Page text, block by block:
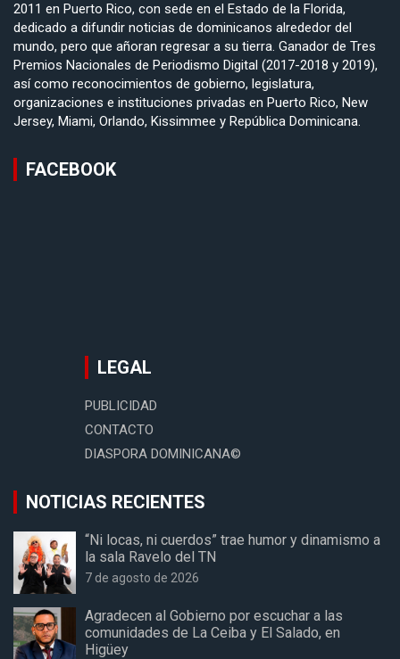
2011 en Puerto Rico, con sede en el Estado de la Florida,
dedicado a difundir noticias de dominicanos alrededor del
mundo, pero que añoran regresar a su tierra. Ganador de Tres
Premios Nacionales de Periodismo Digital (2017-2018 y 2019),
así como reconocimientos de gobierno, legislatura,
organizaciones e instituciones privadas en Puerto Rico, New
Jersey, Miami, Orlando, Kissimmee y República Dominicana.
FACEBOOK
LEGAL
PUBLICIDAD
CONTACTO
DIASPORA DOMINICANA©
NOTICIAS RECIENTES
“Ni locas, ni cuerdos” trae humor y dinamismo a
la sala Ravelo del TN
7 de agosto de 2026
Agradecen al Gobierno por escuchar a las
comunidades de La Ceiba y El Salado, en
Higüey